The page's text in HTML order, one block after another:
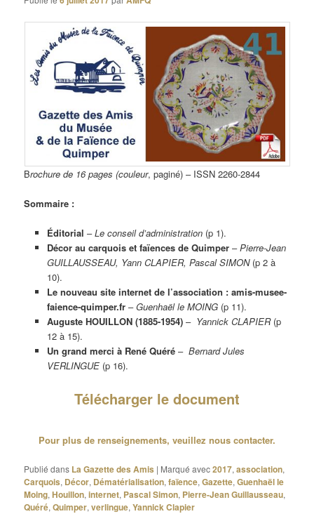
Brochure de 16 pages (couleur, paginé) – ISSN 2260-2844
Sommaire :
Éditorial –Le conseil d’administration(p 1).
Décor au carquois et faïences de Quimper–Pierre-Jean
GUILLAUSSEAU, Yann CLAPIER, Pascal SIMON(p 2 à
10).
Le nouveau site internet de l’association : amis-musee-
faience-quimper.fr–Guenhaël le MOING(p 11).
Auguste HOUILLON (1885-1954)– Yannick CLAPIER(p
12 à 15).
Un grand merci à René Quéré– Bernard Jules
VERLINGUE(p 16).
Télécharger le document
Pour plus de renseignements, veuillez nous contacter.
Publié dans La Gazette des Amis | Marqué avec2017,association,
Carquois, Décor, Dématérialisation,faïence,Gazette,Guenhaël le
Moing,Houillon,internet, Pascal Simon, Pierre-Jean Guillausseau,
Quéré,Quimper,verlingue,Yannick Clapier